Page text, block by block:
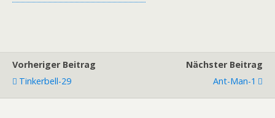
Vorheriger Beitrag
Tinkerbell-29
Nächster Beitrag
Ant-Man-1